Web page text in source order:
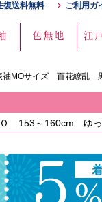
復送料無料 ご利用ガ
色無地 江
袖MOサイズ 百花繚乱
153～160cm ゆ